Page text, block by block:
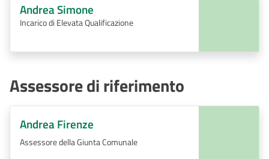
Andrea Simone
Incarico di Elevata Qualificazione
Assessore di riferimento
Andrea Firenze
Assessore della Giunta Comunale